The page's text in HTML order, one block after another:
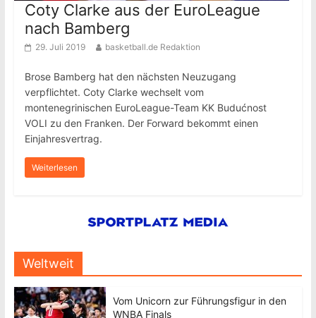
Coty Clarke aus der EuroLeague
nach Bamberg
29. Juli 2019 basketball.de Redaktion
Brose Bamberg hat den nächsten Neuzugang
verpflichtet. Coty Clarke wechselt vom
montenegrinischen EuroLeague-Team KK Budućnost
VOLI zu den Franken. Der Forward bekommt einen
Einjahresvertrag.
Weiterlesen
Weltweit
Vom Unicorn zur Führungsfigur in den
WNBA Finals